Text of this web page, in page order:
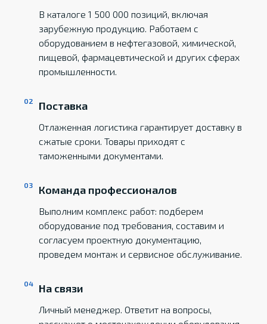
В каталоге 1 500 000 позиций, включая
зарубежную продукцию. Работаем с
оборудованием в нефтегазовой, химической,
пищевой, фармацевтической и других сферах
промышленности.
Поставка
Отлаженная логистика гарантирует доставку в
сжатые сроки. Товары приходят с
таможенными документами.
Команда профессионалов
Выполним комплекс работ: подберем
оборудование под требования, составим и
согласуем проектную документацию,
проведем монтаж и сервисное обслуживание.
На связи
Личный менеджер. Ответит на вопросы,